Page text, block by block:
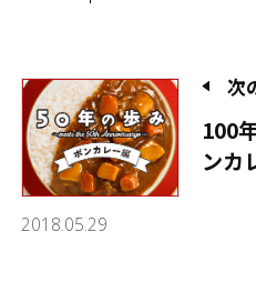
2018.05.29
次
100
ンカ